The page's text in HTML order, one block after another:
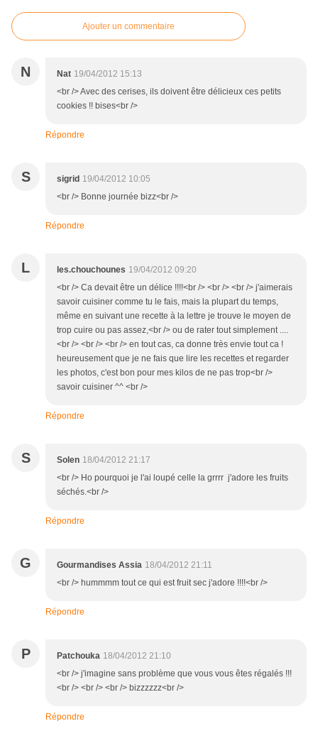
Ajouter un commentaire
N Nat 19/04/2012 15:13
<br /> Avec des cerises, ils doivent être délicieux ces petits
cookies !! bises<br />
Répondre
S sigrid 19/04/2012 10:05
<br /> Bonne journée bizz<br />
Répondre
L les.chouchounes 19/04/2012 09:20
<br /> Ca devait être un délice !!!!<br /> <br /> <br /> j'aimerais
savoir cuisiner comme tu le fais, mais la plupart du temps,
même en suivant une recette à la lettre je trouve le moyen de
trop cuire ou pas assez,<br /> ou de rater tout simplement ....
<br /> <br /> <br /> en tout cas, ca donne très envie tout ca !
heureusement que je ne fais que lire les recettes et regarder
les photos, c'est bon pour mes kilos de ne pas trop<br />
savoir cuisiner ^^ <br />
Répondre
S Solen 18/04/2012 21:17
<br /> Ho pourquoi je l'ai loupé celle la grrrr j'adore les fruits
séchés.<br />
Répondre
G Gourmandises Assia 18/04/2012 21:11
<br /> hummmm tout ce qui est fruit sec j'adore !!!!<br />
Répondre
P Patchouka 18/04/2012 21:10
<br /> j'imagine sans problème que vous vous êtes régalés !!!
<br /> <br /> <br /> bizzzzzz<br />
Répondre